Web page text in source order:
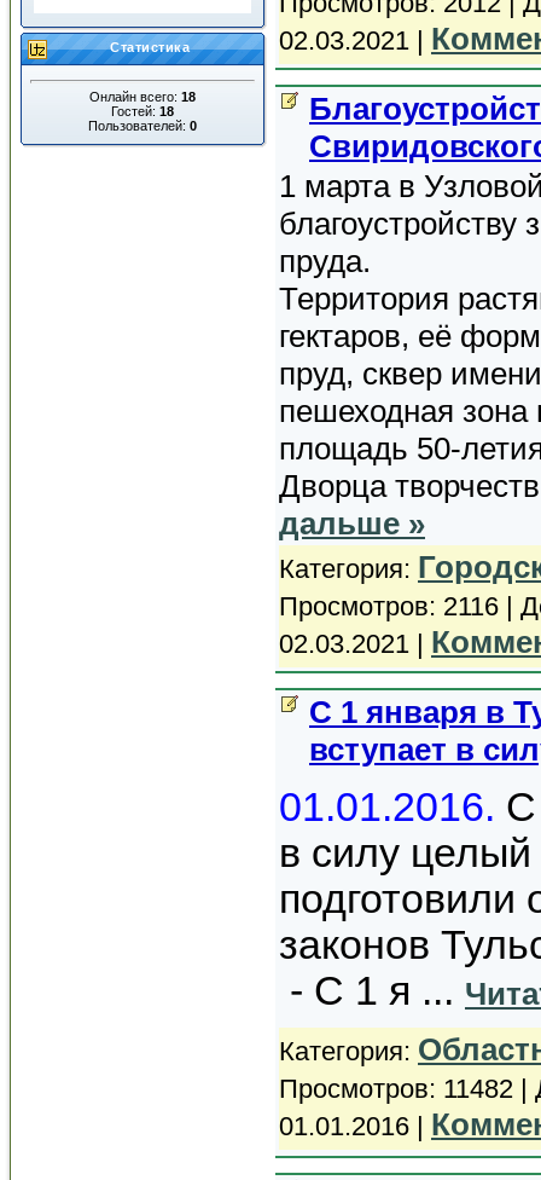
Статистика
Онлайн всего: 18
Гостей: 18
Пользователей: 0
02.03.2021 |
1 марта в
благоустройству
пруда.
Территория
гектаров, её
пруд, сквер
пешеходная зона
площадь 50-
Дворца
дальше »
Категория:
Просмотров: 2116 |
02.03.2021 |
С 1 января в
вступает в
01.01.2016. С
в силу
подготовили
законов
- С 1 я ...
Категория:
Просмотров: 11482
01.01.2016 |